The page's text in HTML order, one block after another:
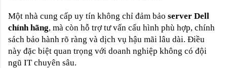
Một nhà cung cấp uy tín không chỉ đảm bảo server Dell
chính hãng, mà còn hỗ trợ tư vấn cấu hình phù hợp, chính
sách bảo hành rõ ràng và dịch vụ hậu mãi lâu dài. Điều
này đặc biệt quan trọng với doanh nghiệp không có đội
ngũ IT chuyên sâu.